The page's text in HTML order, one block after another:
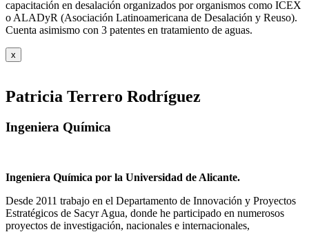
capacitación en desalación organizados por organismos como ICEX
o ALADyR (Asociación Latinoamericana de Desalación y Reuso).
Cuenta asimismo con 3 patentes en tratamiento de aguas.
x
Patricia Terrero Rodríguez
Ingeniera Química
Ingeniera Química por la Universidad de Alicante.
Desde 2011 trabajo en el Departamento de Innovación y Proyectos
Estratégicos de Sacyr Agua, donde he participado en numerosos
proyectos de investigación, nacionales e internacionales,